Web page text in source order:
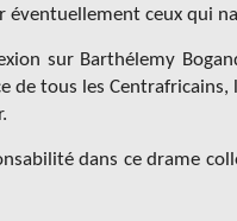
éventuellement ceux qui
sur Barthélemy
de tous les
dans ce drame